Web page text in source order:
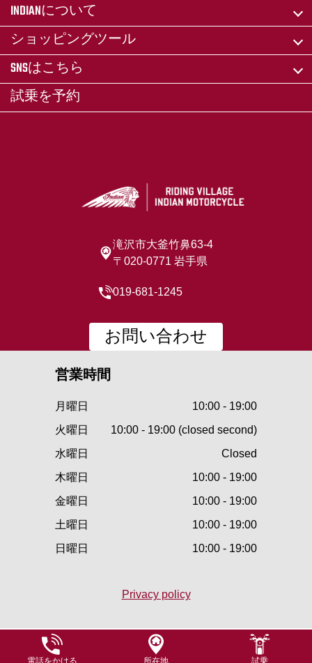
INDIANについて
ショッピングツール
SNSはこちら
試乗を予約
滝沢市大釜竹鼻63-4
〒020-0771 岩手県
019-681-1245
お問い合わせ
営業時間
月曜日
10:00 - 19:00
火曜日
10:00 - 19:00 (closed second)
水曜日
Closed
木曜日
10:00 - 19:00
金曜日
10:00 - 19:00
土曜日
10:00 - 19:00
日曜日
10:00 - 19:00
Privacy policy